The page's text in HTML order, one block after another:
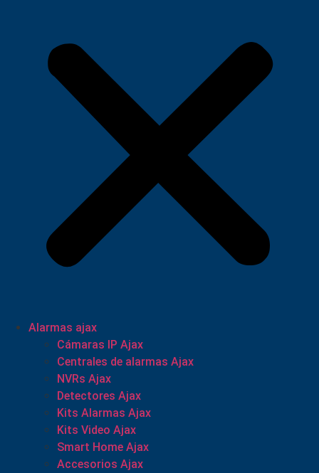
Alarmas ajax
Cámaras IP Ajax
Centrales de alarmas Ajax
NVRs Ajax
Detectores Ajax
Kits Alarmas Ajax
Kits Video Ajax
Smart Home Ajax
Accesorios Ajax